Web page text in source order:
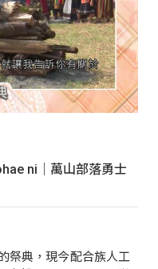
ni｜萬山部落勇士
祭典，現今配合族人工